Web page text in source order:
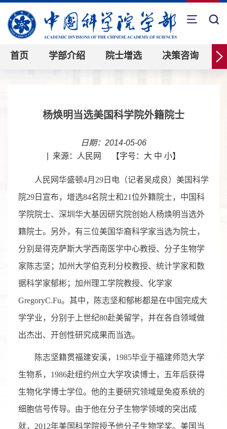
首页 学部介绍 院士增选 决策咨询
杨焕明当选美国科学院外籍院士
日期：2014-05-06
来源：人民网 【字号： 大 中 小】
人民网华盛顿4月29日电（记者吴成良）美国科学
院29日宣布，增选84名院士和21位外籍院士，中国科
学院院士、深圳华大基因研究院创始人杨焕明当选外
籍院士。另外，有三位美国华裔科学家当选为院士，
分别是得克萨斯大学西南医学中心教授、分子生物学
家陈志坚；加州大学伯克利分校教授、统计学家和数
据科学家郁彬；加州理工学院教授、化学家
GregoryC.Fu。其中，陈志坚和郁彬都是在中国完成大
学学业，分别于上世纪80赴美留学，并在各自领域做
出杰出、开创性研究成果而当选。
陈志坚籍贯福建安溪，1985毕业于福建师范大学
生物系，1986赴纽约州立大学攻读博士，五年后获得
生物化学博士学位。他的主要研究领域是免疫系统的
细胞信号传导。由于他在分子生物学领域的突出成
就，2012年美国科学院授予他分子生物学奖。美国当